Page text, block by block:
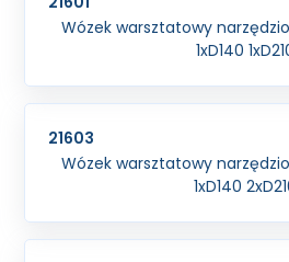
Wózek warsztatowy
1xD140
21603
Wózek warsztatowy
1xD140